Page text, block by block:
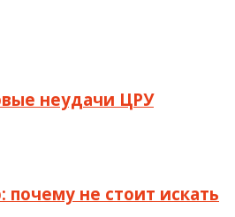
неудачи ЦРУ
почему не стоит искать